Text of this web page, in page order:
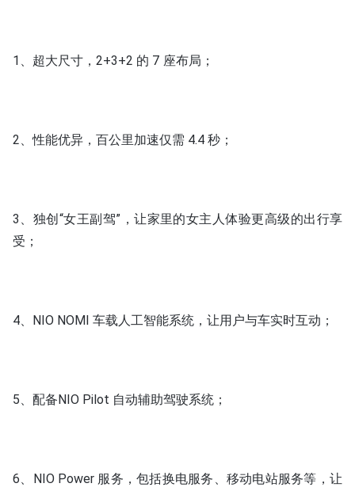
1、超大尺寸，2+3+2 的 7 座布局；
2、性能优异，百公里加速仅需 4.4 秒；
3、独创“女王副驾”，让家里的女主人体验更高级的出行享
受；
4、NIO NOMI 车载人工智能系统，让用户与车实时互动；
5、配备NIO Pilot 自动辅助驾驶系统；
6、NIO Power 服务，包括换电服务、移动电站服务等，让